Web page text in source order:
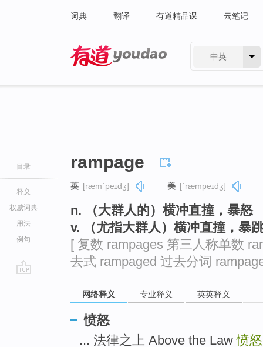
词典 翻译 有道精品课 云笔记
中英
目录
释义
权威词典
用法
例句
rampage
英 [ræmˈpeɪdʒ] 美 [ˈræmpeɪdʒ]
n. （大群人的）横冲直撞，暴怒
v. （尤指大群人）横冲直撞，暴
[ 复数 rampages 第三人称单数
去式 rampaged 过去分词
网络释义 专业释义 英英释义
愤怒
... 法律之上 Above the Law愤